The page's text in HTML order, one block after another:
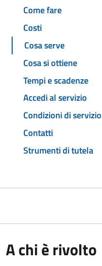
Come fare
Costi
Cosa serve
Cosa si ottiene
Tempi e scadenze
Accedi al servizio
Condizioni di servizio
Contatti
Strumenti di tutela
A chi è rivolto